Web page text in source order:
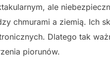
ale
chmurami a ziemią. Ich
Dlatego tak
piorunów.